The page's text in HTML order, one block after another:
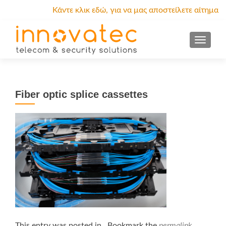
Κάντε κλικ εδώ, για να μας αποστείλετε αίτημα
προσφοράς.
MENU
Fiber optic splice cassettes